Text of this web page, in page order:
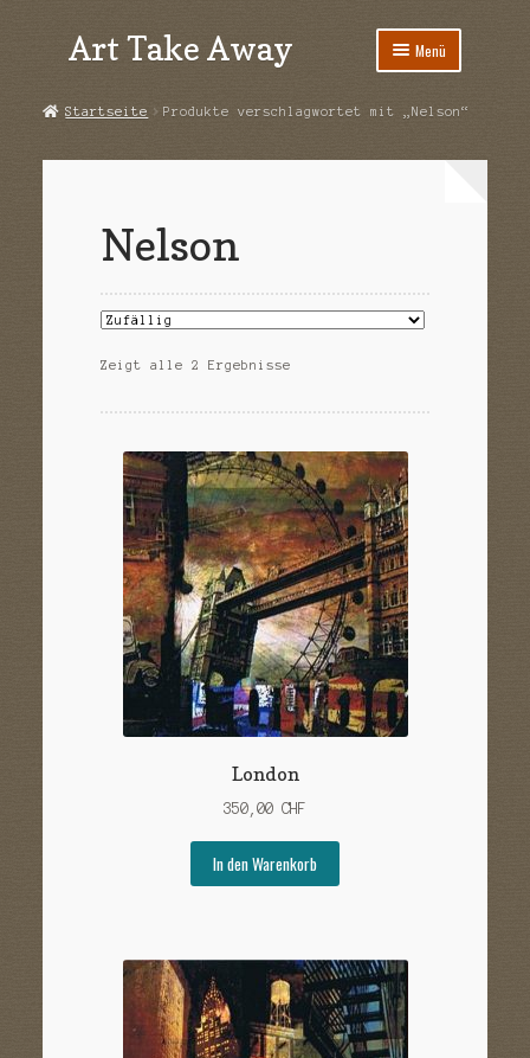
Zur
Navigation
Zum
Inhalt
Art Take Away Menü
AGB
Echtheit von Bewertungen
Impressum
Kasse
Mein Konto
Sample Page
Versandarten
Warenkorb
Widerrufsbelehrung
Startseite Produkte verschlagwortet mit „Nelson“
Nelson
Zeigt alle 2 Ergebnisse
London
350,00 CHF
In den Warenkorb